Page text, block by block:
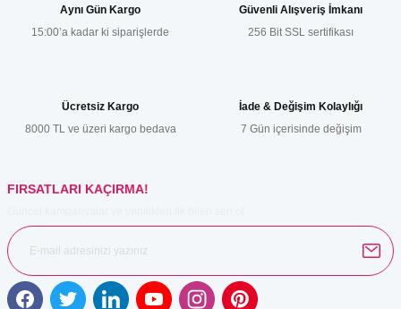
Ürün resmi kalitesiz, bozuk veya görüntülenemiyor.
Ürün fiyatı diğer sitelerden daha pahalı.
Aynı Gün Kargo
15:00’a kadar ki siparişlerde
Güvenli Alışveriş İmkanı
256 Bit SSL sertifikası
Ücretsiz Kargo
8000 TL ve üzeri kargo bedava
İade & Değişim Kolaylığı
7 Gün içerisinde değişim
FIRSATLARI KAÇIRMA!